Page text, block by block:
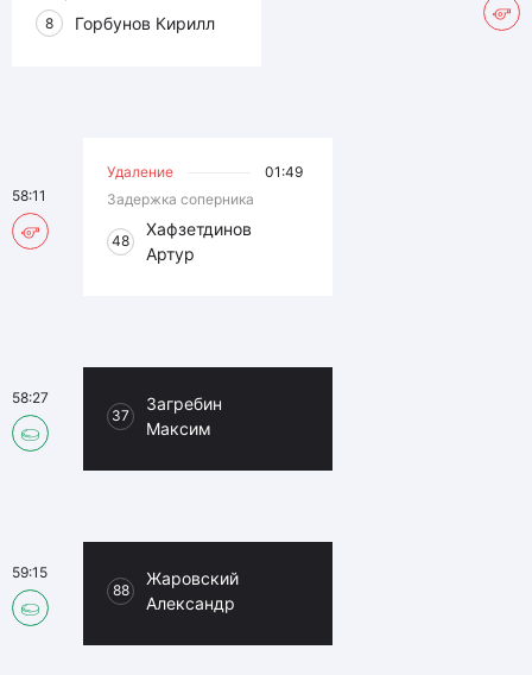
8
Горбунов Кирилл
Удаление
01:49
Задержка соперника
48
Хафзетдинов
Артур
58:11
37
Загребин
Максим
58:27
88
Жаровский
Александр
59:15